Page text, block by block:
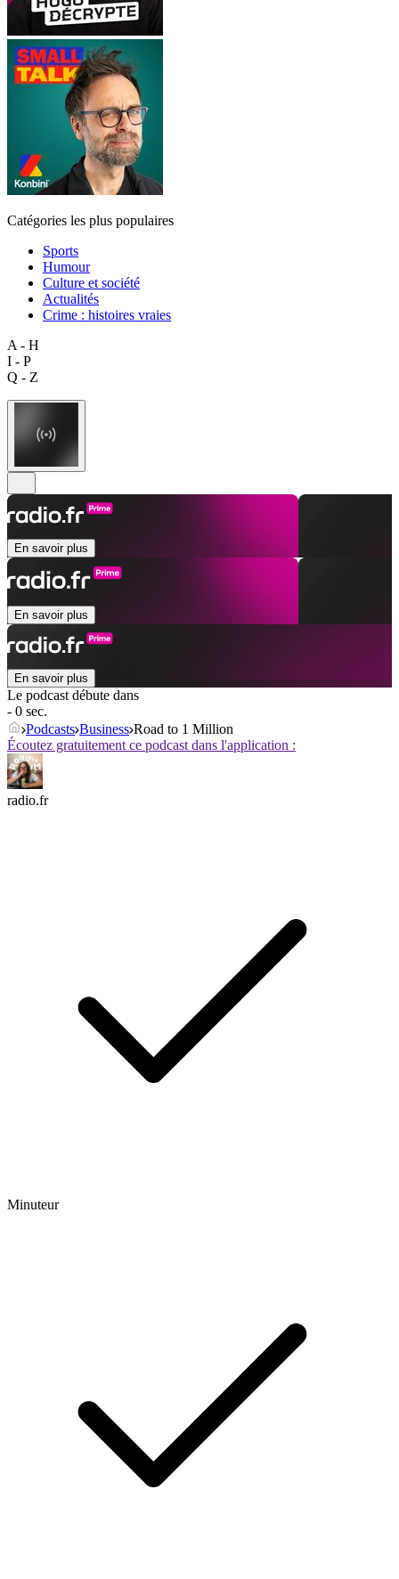
Catégories les plus populaires
Sports
Humour
Culture et société
Actualités
Crime : histoires vraies
A - H
I - P
Q - Z
En savoir plus
En savoir plus
En savoir plus
Le podcast débute dans
- 0 sec.
Podcasts Business Road to 1 Million
Écoutez gratuitement ce podcast dans l'application :
radio.fr
Minuteur